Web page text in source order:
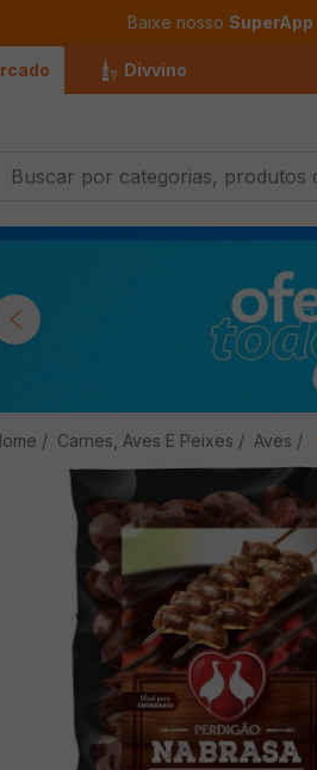
Baixe nosso SuperApp
Divvino
Termos Mais
Buscados
2
4º Queijo
5º Iogurte
Carne
Papel Higienico
Macarrão
Carnes, Aves E Peixes Aves